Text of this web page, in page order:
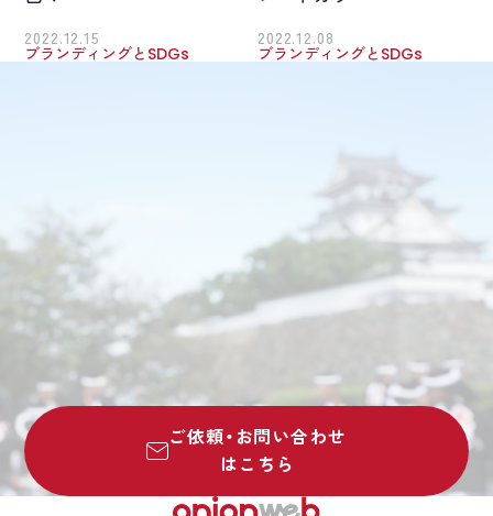
2022.12.15
ブランディングとSDGs
2022.12.08
ブランディングとSDGs
ご依頼・お問い合わせ
はこちら